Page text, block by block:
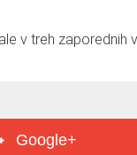
v treh zaporednih
Google+